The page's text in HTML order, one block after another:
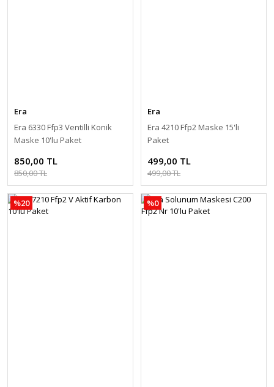
Era
Era 6330 Ffp3 Ventilli Konik
Maske 10'lu Paket
850,00 TL
850,00 TL
Era
Era 4210 Ffp2 Maske 15'li
Paket
499,00 TL
499,00 TL
%20 %0